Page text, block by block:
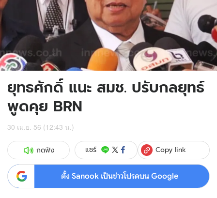
ยุทธศักดิ์ แนะ สมช. ปรับกลยุทธ์
พูดคุย BRN
30 เม.ย. 56 (12:43 น.)
กดฟัง แชร์ Copy link
ตั้ง Sanook เป็นข่าวโปรดบน Google